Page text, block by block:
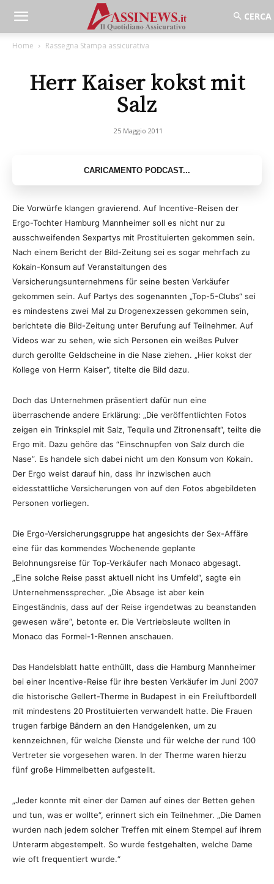
Home Rassegna Stampa assicurativa
Herr Kaiser kokst mit
Salz
25 Maggio 2011
Die Vorwürfe klangen gravierend. Auf Incentive-Reisen der
Ergo-Tochter Hamburg Mannheimer soll es nicht nur zu
ausschweifenden Sexpartys mit Prostituierten gekommen sein.
Nach einem Bericht der Bild-Zeitung sei es sogar mehrfach zu
Kokain-Konsum auf Veranstaltungen des
Versicherungsunternehmens für seine besten Verkäufer
gekommen sein. Auf Partys des sogenannten „Top-5-Clubs“ sei
es mindestens zwei Mal zu Drogenexzessen gekommen sein,
berichtete die Bild-Zeitung unter Berufung auf Teilnehmer. Auf
Videos war zu sehen, wie sich Personen ein weißes Pulver
durch gerollte Geldscheine in die Nase ziehen. „Hier kokst der
Kollege von Herrn Kaiser“, titelte die Bild dazu.
Doch das Unternehmen präsentiert dafür nun eine
überraschende andere Erklärung: „Die veröffentlichten Fotos
zeigen ein Trinkspiel mit Salz, Tequila und Zitronensaft“, teilte die
Ergo mit. Dazu gehöre das “Einschnupfen von Salz durch die
Nase”. Es handele sich dabei nicht um den Konsum von Kokain.
Der Ergo weist darauf hin, dass ihr inzwischen auch
eidesstattliche Versicherungen von auf den Fotos abgebildeten
Personen vorliegen.
Die Ergo-Versicherungsgruppe hat angesichts der Sex-Affäre
eine für das kommendes Wochenende geplante
Belohnungsreise für Top-Verkäufer nach Monaco abgesagt.
„Eine solche Reise passt aktuell nicht ins Umfeld“, sagte ein
Unternehmenssprecher. „Die Absage ist aber kein
Eingeständnis, dass auf der Reise irgendetwas zu beanstanden
gewesen wäre“, betonte er. Die Vertriebsleute wollten in
Monaco das Formel-1-Rennen anschauen.
Das Handelsblatt hatte enthüllt, dass die Hamburg Mannheimer
bei einer Incentive-Reise für ihre besten Verkäufer im Juni 2007
die historische Gellert-Therme in Budapest in ein Freiluftbordell
mit mindestens 20 Prostituierten verwandelt hatte. Die Frauen
trugen farbige Bändern an den Handgelenken, um zu
kennzeichnen, für welche Dienste und für welche der rund 100
Vertreter sie vorgesehen waren. In der Therme waren hierzu
fünf große Himmelbetten aufgestellt.
„Jeder konnte mit einer der Damen auf eines der Betten gehen
und tun, was er wollte“, erinnert sich ein Teilnehmer. „Die Damen
wurden nach jedem solcher Treffen mit einem Stempel auf ihrem
Unterarm abgestempelt. So wurde festgehalten, welche Dame
wie oft frequentiert wurde.“